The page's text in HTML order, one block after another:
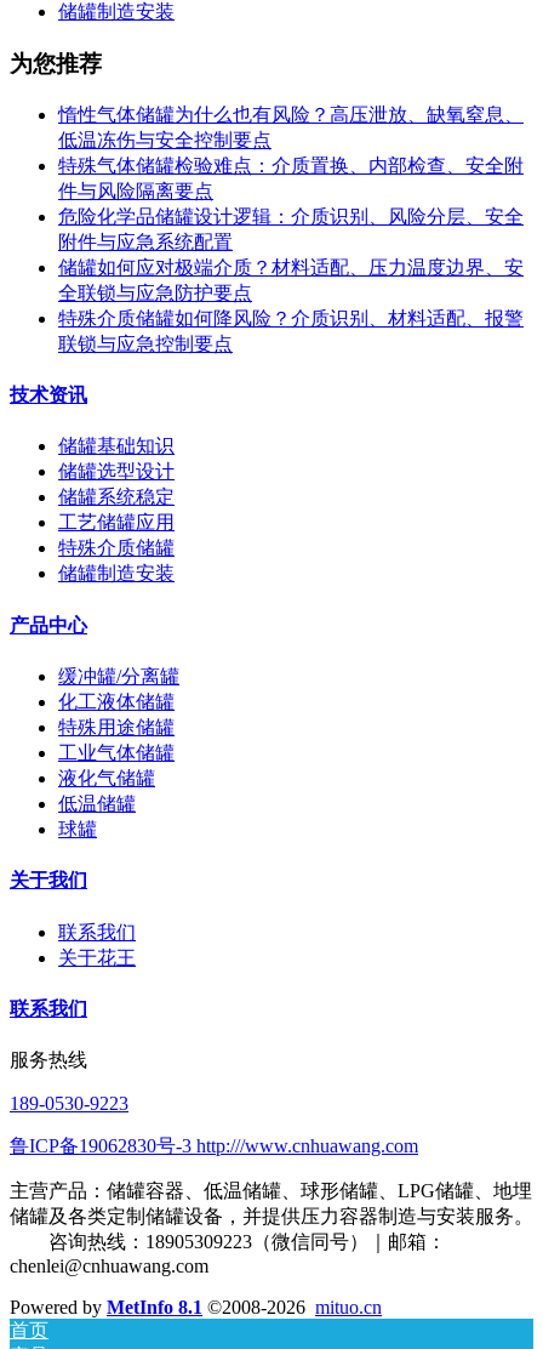
储罐制造安装
为您推荐
惰性气体储罐为什么也有风险？高压泄放、缺氧窒息、
低温冻伤与安全控制要点
特殊气体储罐检验难点：介质置换、内部检查、安全附
件与风险隔离要点
危险化学品储罐设计逻辑：介质识别、风险分层、安全
附件与应急系统配置
储罐如何应对极端介质？材料适配、压力温度边界、安
全联锁与应急防护要点
特殊介质储罐如何降风险？介质识别、材料适配、报警
联锁与应急控制要点
技术资讯
储罐基础知识
储罐选型设计
储罐系统稳定
工艺储罐应用
特殊介质储罐
储罐制造安装
产品中心
缓冲罐/分离罐
化工液体储罐
特殊用途储罐
工业气体储罐
液化气储罐
低温储罐
球罐
关于我们
联系我们
关于花王
联系我们
服务热线
189-0530-9223
鲁ICP备19062830号-3 http:///www.cnhuawang.com
主营产品：储罐容器、低温储罐、球形储罐、LPG储罐、地埋
储罐及各类定制储罐设备，并提供压力容器制造与安装服务。
咨询热线：18905309223（微信同号）｜邮箱：
chenlei@cnhuawang.com
Powered by MetInfo 8.1 ©2008-2026 mituo.cn
首页